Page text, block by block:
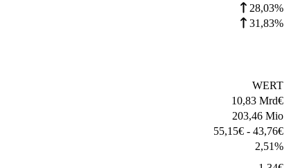
28,03%
31,83%
WERT
10,83 Mrd€
203,46 Mio
55,15€ - 43,76€
2,51%